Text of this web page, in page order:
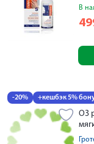
В
-20% +кешбэк 5%
О3